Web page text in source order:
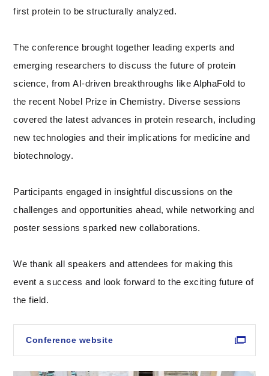
first protein to be structurally analyzed.
The conference brought together leading experts and
emerging researchers to discuss the future of protein
science, from AI-driven breakthroughs like AlphaFold to
the recent Nobel Prize in Chemistry. Diverse sessions
covered the latest advances in protein research, including
new technologies and their implications for medicine and
biotechnology.
Participants engaged in insightful discussions on the
challenges and opportunities ahead, while networking and
poster sessions sparked new collaborations.
We thank all speakers and attendees for making this
event a success and look forward to the exciting future of
the field.
Conference website